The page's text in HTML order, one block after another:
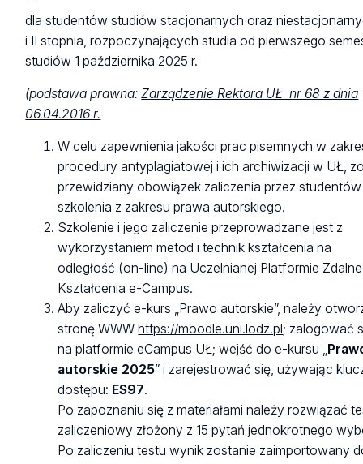
dla studentów studiów stacjonarnych oraz
i II stopnia, rozpoczynających studia od pierwszego
studiów 1 października 2025 r.
(podstawa prawna:Zarządzenie Rektora UŁ nr 68 z dnia
06.04.2016 r.
W celu zapewnienia jakości prac pisemnych w
procedury antyplagiatowej i ich archiwizacji w UŁ,
przewidziany obowiązek zaliczenia przez studentów
szkolenia z zakresu prawa autorskiego.
Szkolenie i jego zaliczenie przeprowadzane jest z
wykorzystaniem metod i technik kształcenia na
odległość (on-line) na Uczelnianej Platformie
Kształcenia e-Campus.
Aby zaliczyć e-kurs „Prawo autorskie”, należy
stronę WWW https://moodle.uni.lodz.pl ; zalogować
na platformie eCampus UŁ; wejść do e-kursu „
autorskie 2025” i zarejestrować się, używając
dostępu: ES97.
Po zapoznaniu się z materiałami należy rozwiązać
zaliczeniowy złożony z 15 pytań jednokrotnego
Po zaliczeniu testu wynik zostanie zaimportowany